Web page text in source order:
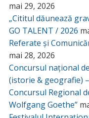
mai 29, 2026
„Cititul dăunează
GO TALENT / 2026
Referate și
mai 28, 2026
Concursul național
(istorie & geografie)
Concursul Regional
Wolfgang Goethe”